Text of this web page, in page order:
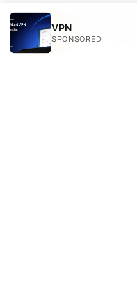
tracker
VPN
SPONSORED